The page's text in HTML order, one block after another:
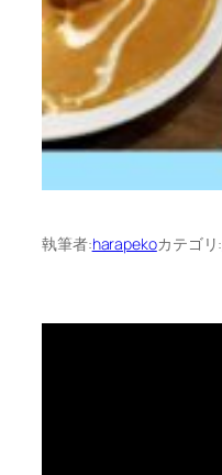
執筆者:harapekoカテゴリ: